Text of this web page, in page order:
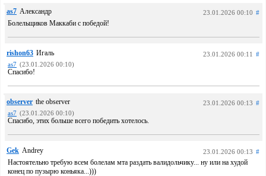
as7 Александр 23.01.2026 00:10 #
Болельщиков Маккаби с победой!
rishon63 Игаль 23.01.2026 00:11 #
as7 (23.01.2026 00:10)
Спасибо!
observer the observer 23.01.2026 00:13 #
as7 (23.01.2026 00:10)
Спасибо, этих больше всего победить хотелось.
Gek Andrey 23.01.2026 00:13 #
Настоятельно требую всем болелам мта раздать валидольчику... ну или на худой
конец по пузырю коньяка...)))